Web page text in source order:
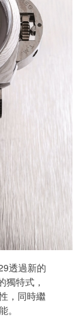
透過新的
獨特式，
，同時繼
。